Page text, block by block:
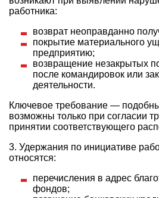
работника:
возврат неоправданно
покрытие материального
предприятию;
возвращение незакрытых
после командировок или
деятельности.
Ключевое требование —
возможны только при согласии
принятии соответствующего
3. Удержания по инициативе
относятся:
перечисления в адрес
фондов;